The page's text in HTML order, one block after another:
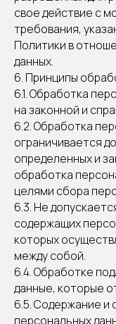
свое действие с
требования,
Политики в
данных.
6. Принципы
6.1. Обработка
на законной и
6.2. Обработка
ограничивается
определенных и
обработка
целями сбора
6.3. Не
содержащих
которых
между собой.
6.4. Обработке
данные, которые
6.5. Содержание
персональных